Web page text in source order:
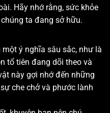
Hãy nhớ rằng, sức khỏe
ta đang sở hữu.
ý nghĩa sâu sắc, như là
tổ tiên đang dõi theo và
này gợi nhớ đến những
che chở và phước lành